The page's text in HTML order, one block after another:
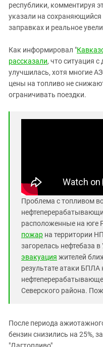
СКФО
Ставропольский край
Южная Осетия
Южный Кавказ
ЮФО
республики, комментируя
указали на
заправках и реальное
Как информировал "
рассказали, что ситуация
улучшилась, хотя многие
цены на топливо не
ограничивать поездки.
Проблема с топливом
расположенные на юге
пожар на территории
загорелась нефтебаза
эвакуация жителей
результате атаки
Северского района.
После периода
бензин снизились на 25%,
"Дагтопливо".